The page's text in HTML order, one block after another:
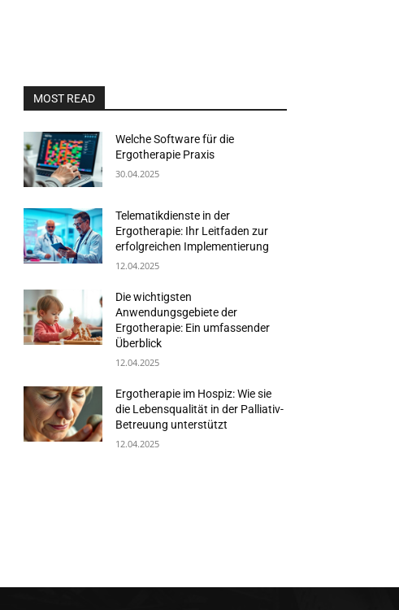
MOST READ
Welche Software für die
Ergotherapie Praxis
30.04.2025
Telematikdienste in der
Ergotherapie: Ihr Leitfaden zur
erfolgreichen Implementierung
12.04.2025
Die wichtigsten
Anwendungsgebiete der
Ergotherapie: Ein umfassender
Überblick
12.04.2025
Ergotherapie im Hospiz: Wie sie
die Lebensqualität in der Palliativ-
Betreuung unterstützt
12.04.2025